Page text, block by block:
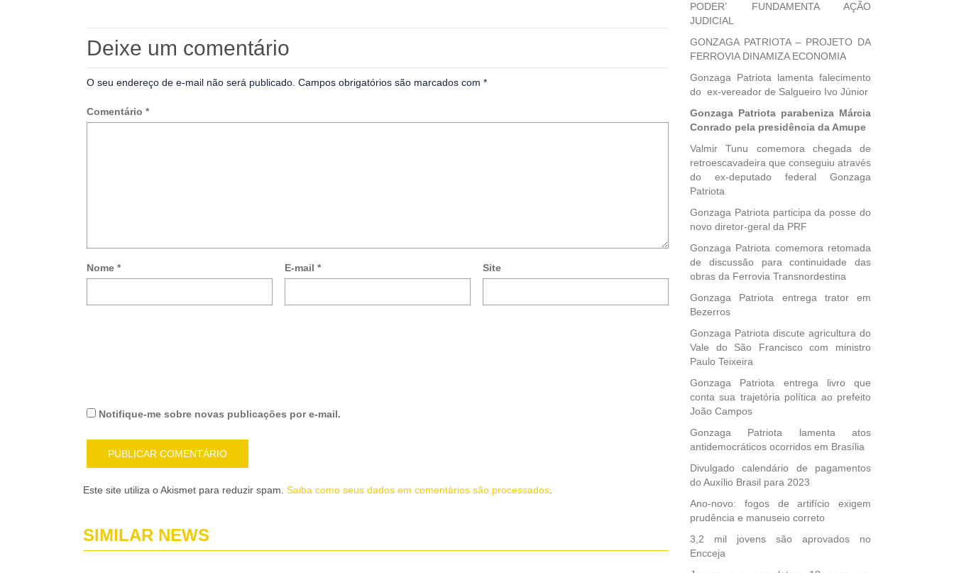
Deixe um comentário
O seu endereço de e-mail não será publicado. Campos obrigatórios são marcados com *
Comentário *
Nome * E-mail *
Site
Notifique-
sobre
comentários
mail.
Notifique-me sobre novas publicações por e-mail.
Este site utiliza o Akismet para reduzir spam. Saiba como seus dados em comentários são processados
SIMILAR NEWS
PODER’ FUNDAMENTA AÇÃO
JUDICIAL
GONZAGA PATRIOTA – PROJETO DA
FERROVIA DINAMIZA ECONOMIA
Gonzaga Patriota lamenta falecimento
do ex-vereador de Salgueiro Ivo Júnior
Gonzaga Patriota parabeniza Márcia
Conrado pela presidência da Amupe
Valmir Tunu comemora chegada de
retroescavadeira que conseguiu através
do ex-deputado federal Gonzaga
Patriota
Gonzaga Patriota participa da posse do
novo diretor-geral da PRF
Gonzaga Patriota comemora retomada
de discussão para continuidade das
obras da Ferrovia Transnordestina
Gonzaga Patriota entrega trator em
Bezerros
Gonzaga Patriota discute agricultura do
Vale do São Francisco com ministro
Paulo Teixeira
Gonzaga Patriota entrega livro que
conta sua trajetória política ao prefeito
João Campos
Gonzaga Patriota lamenta atos
antidemocráticos ocorridos em Brasília
Divulgado calendário de pagamentos
do Auxílio Brasil para 2023
Ano-novo: fogos de artifício exigem
prudência e manuseio correto
3,2 mil jovens são aprovados no
Encceja